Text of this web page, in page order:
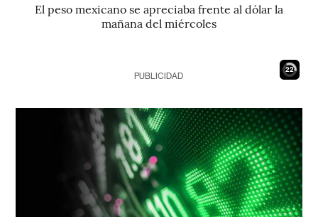
El peso mexicano se apreciaba frente al dólar la
mañana del miércoles
21
PUBLICIDAD